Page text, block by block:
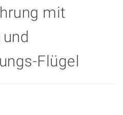
mit
Flügel